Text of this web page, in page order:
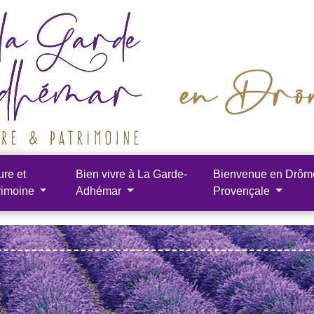
et
Bien vivre à La Garde-
Adhémar
Bienvenue en
Provençale